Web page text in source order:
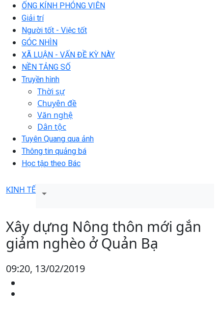
ỐNG KÍNH PHÓNG VIÊN
Giải trí
Người tốt - Việc tốt
GÓC NHÌN
XÃ LUẬN - VẤN ĐỀ KỲ NÀY
NỀN TẢNG SỐ
Truyền hình
Thời sự
Chuyên đề
Văn nghệ
Dân tộc
Tuyên Quang qua ảnh
Thông tin quảng bá
Học tập theo Bác
KINH TẾ
Xây dựng Nông thôn mới gắn
giảm nghèo ở Quản Bạ
09:20, 13/02/2019